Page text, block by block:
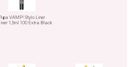
VAMP! Stylo Liner
1,5ml 100 Extra Black